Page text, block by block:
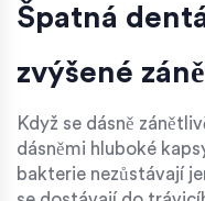
Špatná
zvýšené
Když se dásně
dásněmi hluboké
bakterie nezůstávají